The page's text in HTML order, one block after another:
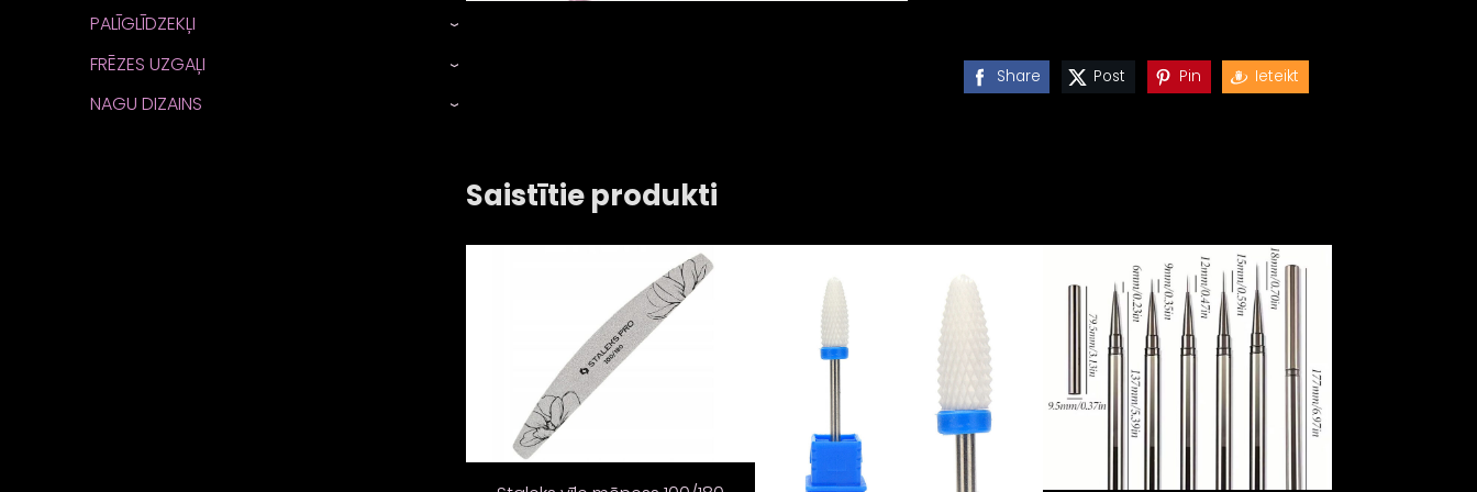
PALĪGLĪDZEKĻI ›
FRĒZES UZGAĻI ›
NAGU DIZAINS ›
Share Post Pin Ieteikt
Saistītie produkti